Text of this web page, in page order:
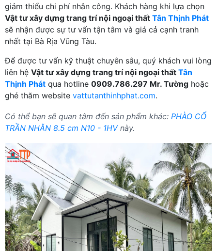
giảm thiểu chi phí nhân công. Khách hàng khi lựa chọn
Vật tư xây dựng trang trí nội ngoại thất Tân Thịnh Phát
sẽ nhận được sự tư vấn tận tâm và giá cả cạnh tranh
nhất tại Bà Rịa Vũng Tàu.
Để được tư vấn kỹ thuật chuyên sâu, quý khách vui lòng
liên hệ Vật tư xây dựng trang trí nội ngoại thất Tân
Thịnh Phát qua hotline 0909.786.297 Mr. Tường hoặc
ghé thăm website vattutanthinhphat.com.
Có thể bạn sẽ quan tâm đến sản phẩm khác: PHÀO CỔ
TRẦN NHĂN 8.5 cm N10 - 1HVnày.